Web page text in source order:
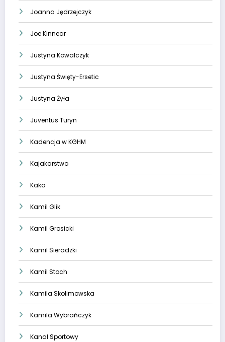
Joanna Jędrzejczyk
Joe Kinnear
Justyna Kowalczyk
Justyna Święty-Ersetic
Justyna Żyła
Juventus Turyn
Kadencja w KGHM
Kajakarstwo
Kaka
Kamil Glik
Kamil Grosicki
Kamil Sieradzki
Kamil Stoch
Kamila Skolimowska
Kamila Wybrańczyk
Kanał Sportowy